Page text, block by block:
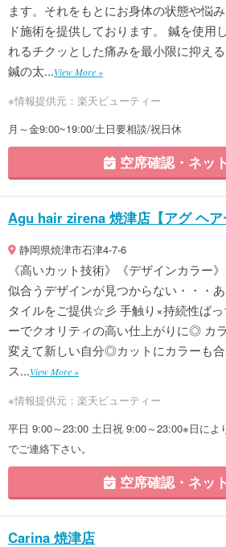
ます。それをもとにお身体の状態や悩
ド施術を提供しております。 鍼を使用
れるチクッとした痛みを最小限に抑え
鍼の太...View More »
※情報提供元：楽天ビューティー
月～金9:00~19:00/土日要相談/祝日休
空席確認・ネッ
Agu hair zirena 焼津店【アグ ヘア
静岡県焼津市石津4-7-6
《高いカット技術》《デザインカラー
似合うデザインが見つからない・・・
タイルをご提供☆彡 手触り×持続性ば
ーでクオリティの高い仕上がりに◎ カ
変えて新しい自分◎カットにカラーも
ス...View More »
※情報提供元：楽天ビューティー
平日 9:00～23:00 土日祝 9:00～23:00※日によ
でご連絡下さい。
空席確認・ネッ
Carina 焼津店